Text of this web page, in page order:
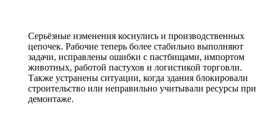
Серьёзные изменения коснулись и производственных
цепочек. Рабочие теперь более стабильно выполняют
задачи, исправлены ошибки с пастбищами, импортом
животных, работой пастухов и логистикой торговли.
Также устранены ситуации, когда здания блокировали
строительство или неправильно учитывали ресурсы при
демонтаже.